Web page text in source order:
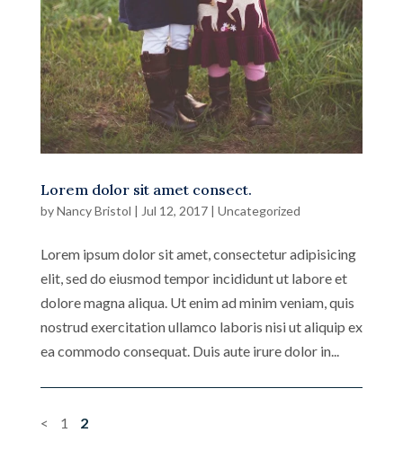
Lorem dolor sit amet consect.
byNancy Bristol | Jul 12, 2017| Uncategorized
Lorem ipsum dolor sit amet, consectetur adipisicing
elit, sed do eiusmod tempor incididunt ut labore et
dolore magna aliqua. Ut enim ad minim veniam, quis
nostrud exercitation ullamco laboris nisi ut aliquip ex
ea commodo consequat. Duis aute irure dolor in...
< 1 2